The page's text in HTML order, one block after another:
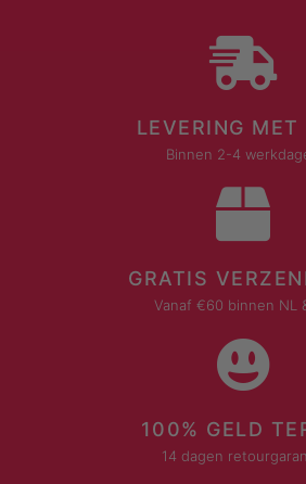
LEVERING MET
Binnen 2-4
GRATIS
Vanaf €60 binnen NL
100% GELD
14 dagen